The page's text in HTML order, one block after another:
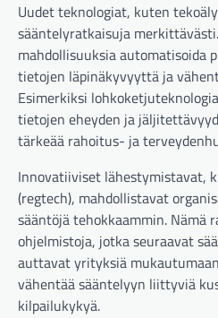
Uudet teknologiat, kuten
sääntelyratkaisuja
mahdollisuuksia automatisoida
tietojen läpinäkyvyyttä ja
Esimerkiksi
tietojen eheyden ja
tärkeää rahoitus- ja
Innovatiiviset lähestymistavat,
(regtech), mahdollistavat
sääntöjä tehokkaammin. Nämä
ohjelmistoja, jotka seuraavat
auttavat yrityksiä
vähentää sääntelyyn liittyviä
kilpailukykyä.